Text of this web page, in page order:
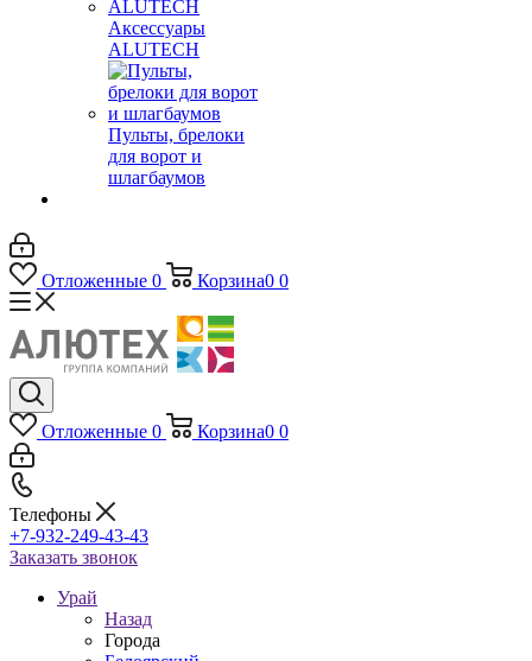
Аксессуары
ALUTECH
Пульты, брелоки
для ворот и
шлагбаумов
Отложенные 0 Корзина0 0
Отложенные 0 Корзина0 0
Телефоны
+7-932-249-43-43
Заказать звонок
Урай
Назад
Города